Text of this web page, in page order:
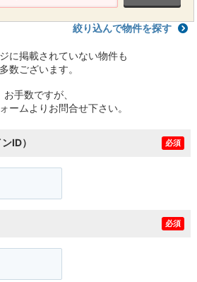
絞り込んで物件を探す
に掲載されていない物件も
多数ございます。
お手数ですが、
ームよりお問合せ下さい。
ID） 必須
必須